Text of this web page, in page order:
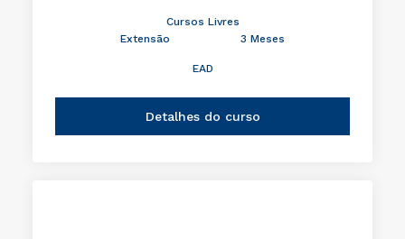
Cursos Livres
Extensão
3 Meses
EAD
Detalhes do curso